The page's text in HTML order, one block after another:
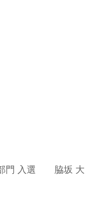
門 入選　　脇坂 大 　